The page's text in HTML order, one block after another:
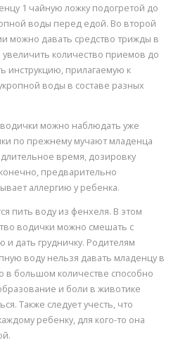
1 чайную ложку подогретой до
воды перед едой. Во второй
можно давать средство трижды в
количество приемов до
инструкцию, прилагаемую к
воды в составе разных
можно наблюдать уже
по прежнему мучают младенца
время, дозировку
предварительно
аллергию у ребенка.
пить воду из фенхеля. В этом
водички можно смешать с
дать грудничку. Родителям
воду нельзя давать младенцу в
в большом количестве способно
и боли в животике
Также следует учесть, что
ребенку, для кого-то она